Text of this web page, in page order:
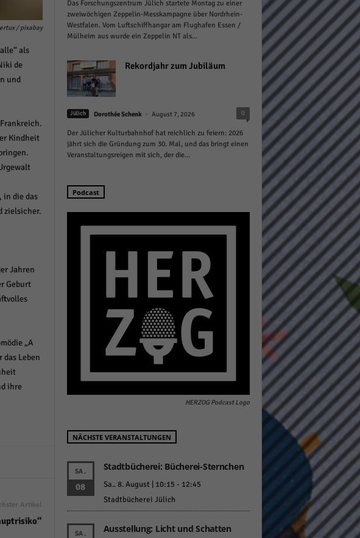
/ pixabay
als
de
und
Kindheit
in die das
zielsicher.
Jahren
Geburt
„A
Leben
ihre
Artikel
Das Forschungszentrum Jülich startete Montag zu einer
zweiwöchigen Zeppelin-Messkampagne über Nordrhein-
Westfalen. Vom Luftschiffhangar am Flughafen Essen /
Mülheim aus wurde ein Zeppelin NT als...
Rekordjahr zum Jubiläum
Jülich Dorothée Schenk - August 7, 2026 0
Der Jülicher Kulturbahnhof hat reichlich zu feiern: 2026
jährt sich die Gründung zum 30. Mal, und das bringt einen
Veranstaltungsreigen mit sich, der die...
Podcast
HERZOG Podcast Logo
NÄCHSTE VERANSTALTUNGEN
SA.
08
Stadtbücherei: Bücherei-Sternchen
Sa.. 8. August | 10:15 - 12:45
Stadtbücherei Jülich
SA. Ausstellung: Licht und Schatten
sind für die einwandfreie
Statistiken
helfen uns zu verstehen,
um personalisierte
hinweg verfolgen.
Zugriff auf diese Inhalte
Impressum